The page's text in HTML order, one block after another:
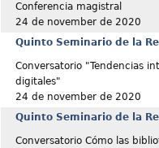
Conferencia magistral
24 de november de 2020
Quinto Seminario de la
Conversatorio "Tendencias
digitales"
24 de november de 2020
Quinto Seminario de la
Conversatorio Cómo las